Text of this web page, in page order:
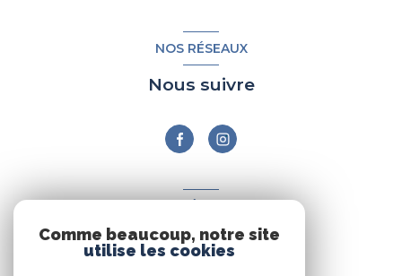
NOS RÉSEAUX
Nous suivre
Nous adhérons
Comme beaucoup, notre site
utilise les cookies